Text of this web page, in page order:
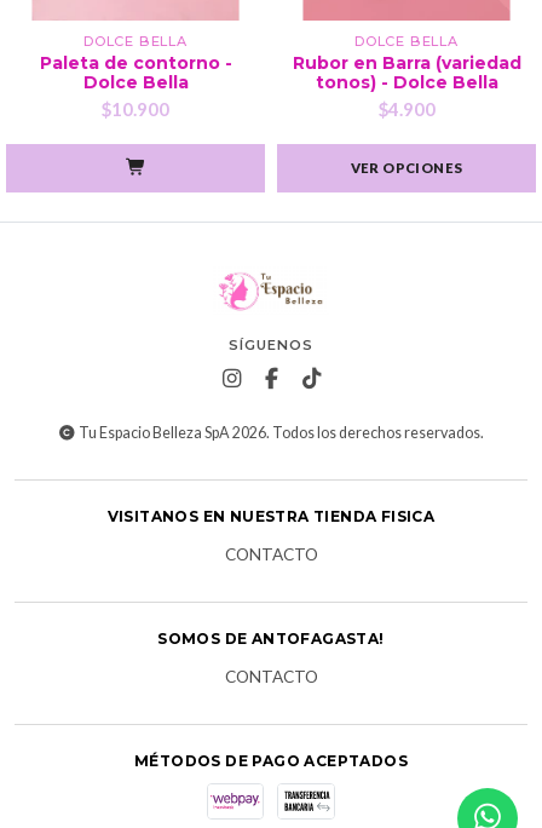
DOLCE BELLA
Paleta de contorno -
Dolce Bella
$10.900
DOLCE BELLA
Rubor en Barra (variedad
tonos) - Dolce Bella
$4.900
VER OPCIONES
SÍGUENOS
Tu Espacio Belleza SpA 2026. Todos los derechos reservados.
VISITANOS EN NUESTRA TIENDA FISICA
CONTACTO
SOMOS DE ANTOFAGASTA!
CONTACTO
MÉTODOS DE PAGO ACEPTADOS